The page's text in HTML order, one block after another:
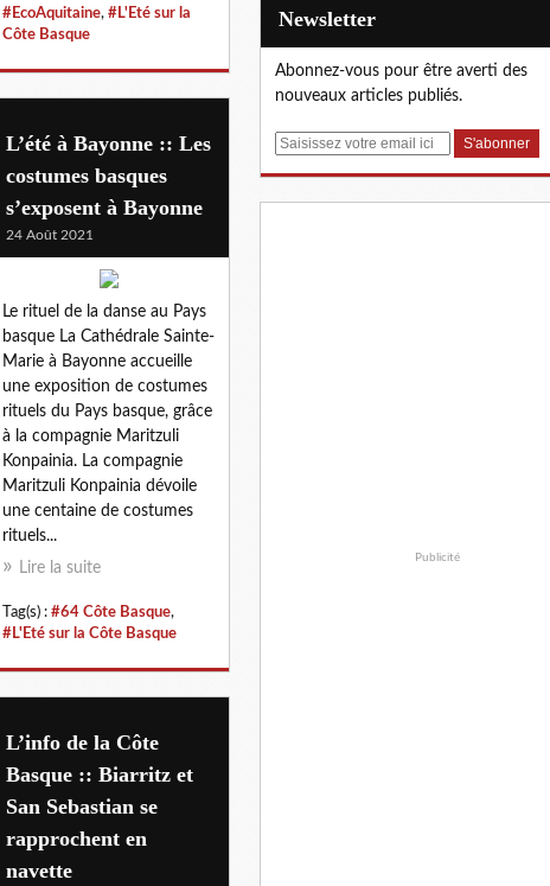
#EcoAquitaine, #L'Eté sur la
Côte Basque
L’été à Bayonne :: Les
costumes basques
s’exposent à Bayonne
24 Août 2021
Le rituel de la danse au Pays
basque La Cathédrale Sainte-
Marie à Bayonne accueille
une exposition de costumes
rituels du Pays basque, grâce
à la compagnie Maritzuli
Konpainia. La compagnie
Maritzuli Konpainia dévoile
une centaine de costumes
rituels...
Lire la suite
Tag(s) : #64 Côte Basque,
#L'Eté sur la Côte Basque
L’info de la Côte
Basque :: Biarritz et
San Sebastian se
rapprochent en
navette
Newsletter
Abonnez-vous pour être averti des
nouveaux articles publiés.
E
Publicité